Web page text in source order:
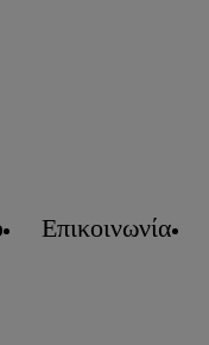
Επικοινωνία